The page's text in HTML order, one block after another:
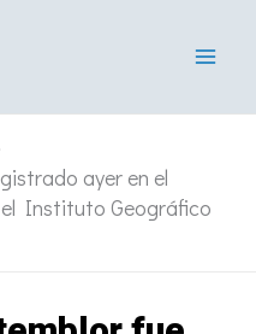
ayer en el
Instituto Geográfico